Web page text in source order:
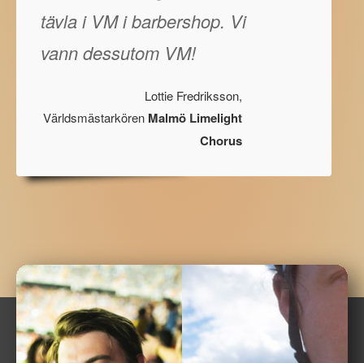
tävla i VM i barbershop. Vi
vann dessutom VM!
Lottie Fredriksson,
Världsmästarkören Malmö Limelight
Chorus